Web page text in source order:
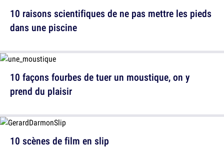
10 raisons scientifiques de ne pas mettre les pieds
dans une piscine
10 scènes de film en slip
10 façons fourbes de tuer un moustique, on y
prend du plaisir